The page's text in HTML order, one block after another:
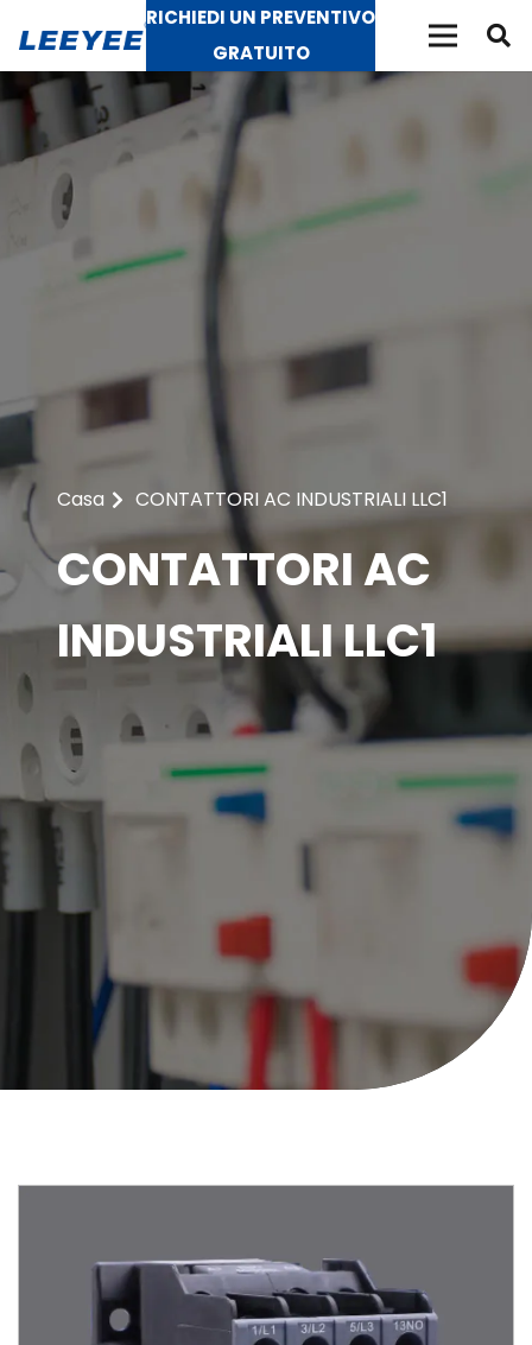
RICHIEDI UN PREVENTIVO
GRATUITO
Casa CONTATTORI AC INDUSTRIALI LLC1
CONTATTORI AC
INDUSTRIALI LLC1